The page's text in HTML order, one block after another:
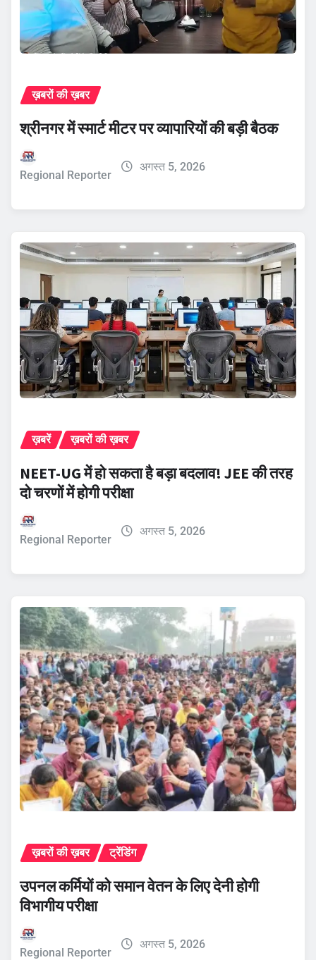
ख़बरों की ख़बर
श्रीनगर में स्मार्ट मीटर पर व्यापारियों की बड़ी बैठक
Regional Reporter
अगस्त 5, 2026
ख़बरें ख़बरों की ख़बर
NEET-UG में हो सकता है बड़ा बदलाव! JEE की तरह
दो चरणों में होगी परीक्षा
Regional Reporter
अगस्त 5, 2026
ख़बरों की ख़बर ट्रेंडिंग
उपनल कर्मियों को समान वेतन के लिए देनी होगी
विभागीय परीक्षा
Regional Reporter
अगस्त 5, 2026